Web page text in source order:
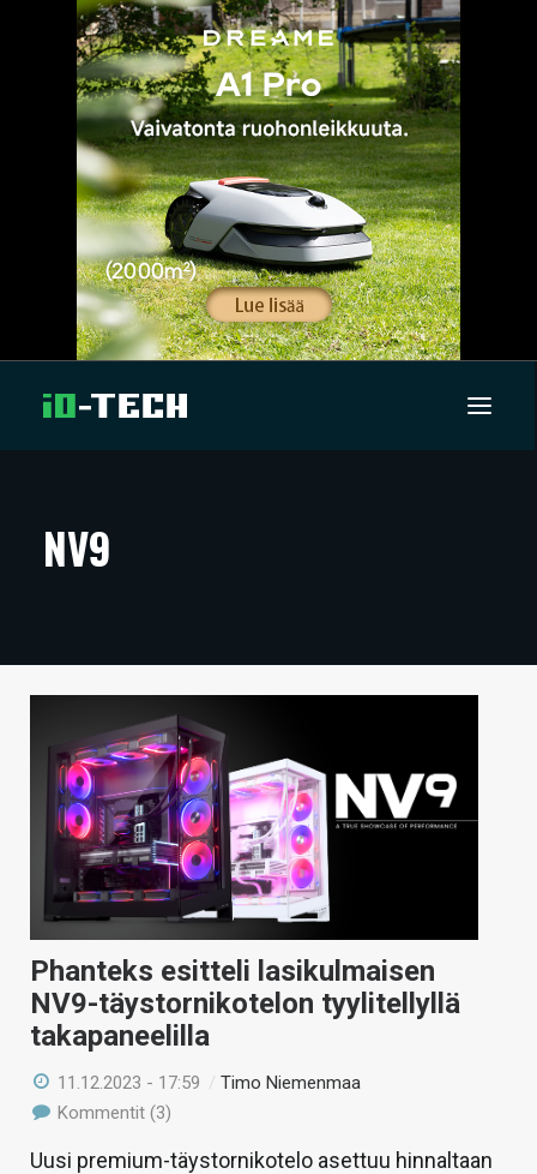
ARTIKKELIT
TECHBBS
HINTA.FI
KAUPPA
VAIHDA TEEMA
HAKU
NV9
Phanteks esitteli lasikulmaisen
NV9-täystornikotelon tyylitellyllä
takapaneelilla
11.12.2023 - 17:59 /Timo Niemenmaa
Kommentit (3)
Uusi premium-täystornikotelo asettuu hinnaltaan